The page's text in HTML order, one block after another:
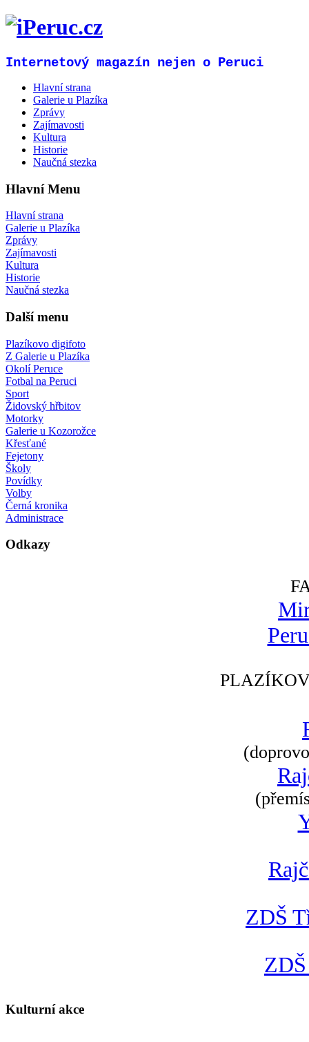
Internetový magazín nejen o Peruci
Hlavní strana
Galerie u Plazíka
Zprávy
Zajímavosti
Kultura
Historie
Naučná stezka
Hlavní Menu
Hlavní strana
Galerie u Plazíka
Zprávy
Zajímavosti
Kultura
Historie
Naučná stezka
Další menu
Plazíkovo digifoto
Z Galerie u Plazíka
Okolí Peruce
Fotbal na Peruci
Sport
Židovský hřbitov
Motorky
Galerie u Kozorožce
Křesťané
Fejetony
Školy
Povídky
Volby
Černá kronika
Administrace
Odkazy
ZDŠ
Kulturní akce